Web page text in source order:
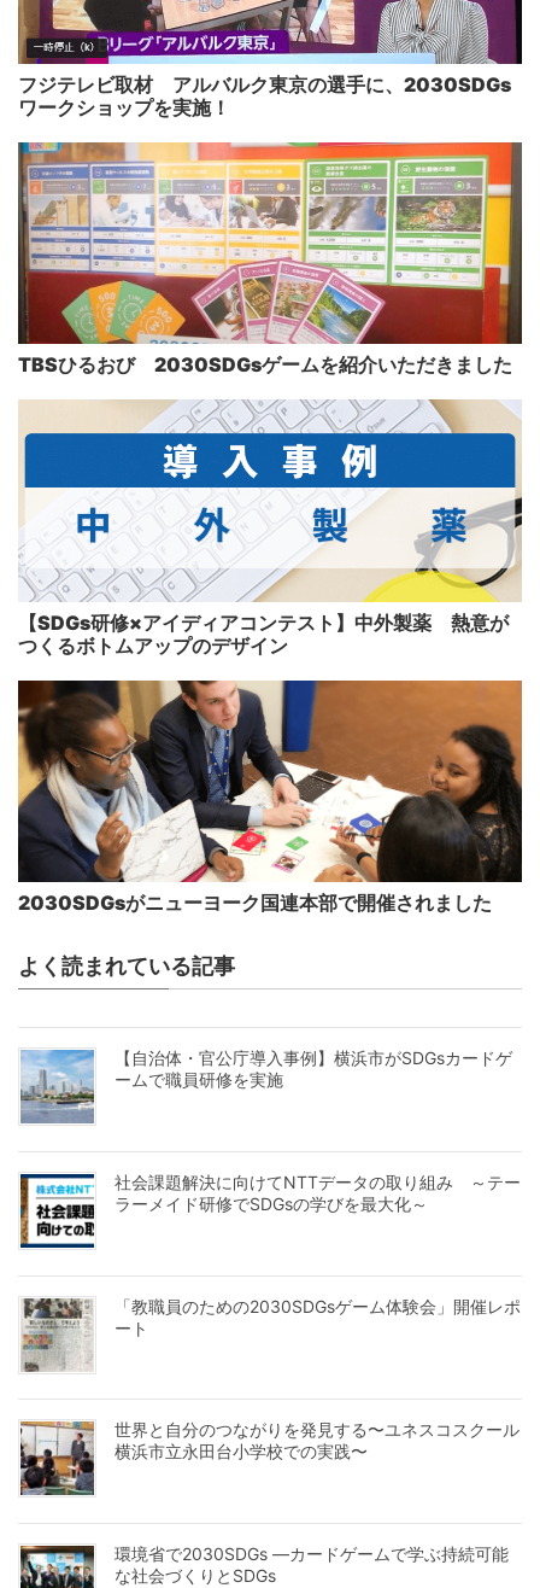
フジテレビ取材 アルバルク東京の選手に、2030SDGs
ワークショップを実施！
TBSひるおび 2030SDGsゲームを紹介いただきました
【SDGs研修×アイディアコンテスト】中外製薬 熱意が
つくるボトムアップのデザイン
2030SDGsがニューヨーク国連本部で開催されました
よく読まれている記事
【自治体・官公庁導入事例】横浜市がSDGsカードゲ
ームで職員研修を実施
社会課題解決に向けてNTTデータの取り組み ～テー
ラーメイド研修でSDGsの学びを最大化～
「教職員のための2030SDGsゲーム体験会」開催レポ
ート
世界と自分のつながりを発見する〜ユネスコスクール
横浜市立永田台小学校での実践〜
環境省で2030SDGs ―カードゲームで学ぶ持続可能
な社会づくりとSDGs